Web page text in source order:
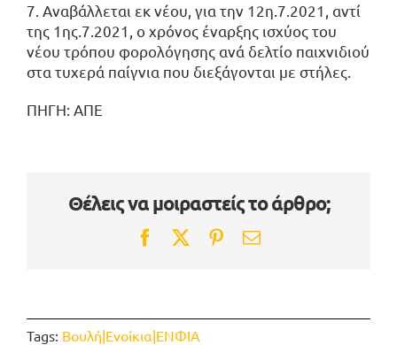
7. Αναβάλλεται εκ νέου, για την 12η.7.2021, αντί
της 1ης.7.2021, ο χρόνος έναρξης ισχύος του
νέου τρόπου φορολόγησης ανά δελτίο παιχνιδιού
στα τυχερά παίγνια που διεξάγονται με στήλες.
ΠΗΓΗ: ΑΠΕ
Θέλεις να μοιραστείς το άρθρο;
Facebook
TwitterPinterest
Email
Tags: Βουλή|Ενοίκια|ΕΝΦΙΑ